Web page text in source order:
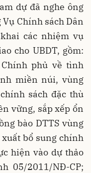
dự đã nghe ông
Chính sách Dân
các nhiệm vụ
cho UBDT, gồm:
phủ về tình
miền núi, vùng
sách đặc thù
vững, sắp xếp ổn
bào DTTS vùng
bổ sung chính
hiện vào dự thảo
05/2011/NĐ-CP;